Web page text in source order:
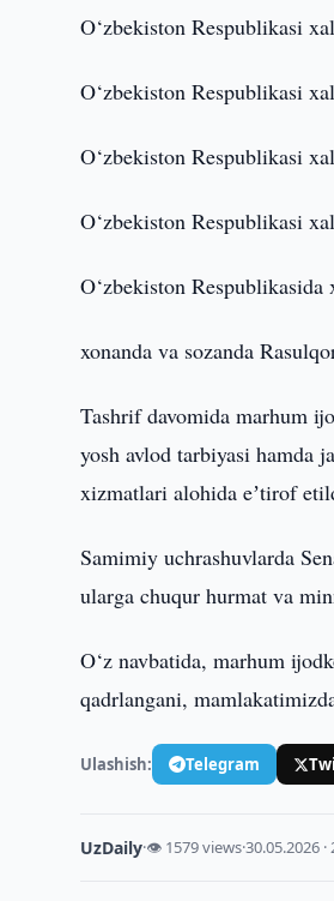
O‘zbekiston Respublikasi
O‘zbekiston Respublikasi
O‘zbekiston Respublikasi
O‘zbekiston Respublikasi
O‘zbekiston
xonanda va sozanda
Tashrif davomida marhum
yosh avlod tarbiyasi hamda
xizmatlari alohida eʼtirof
Samimiy uchrashuvlarda
ularga chuqur hurmat va
O‘z navbatida, marhum
qadrlangani,
Ulashish: Telegram
UzDaily·👁 1579 views·30.05.2026 ·